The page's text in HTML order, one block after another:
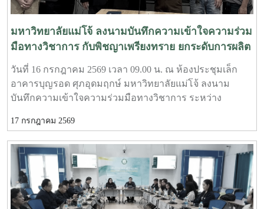
นิเวศเกษตรพื้นที่ปลูกกาแฟ จังหวัดชุมพรโดยมี ผศ.ดร.ชามา
อินซอน ภาควิชากีฏวิทยา คณะเกษตร มหาวิทยาลัย
เกษตรศาสตร์ เป็นหัวหน้าโครงการ และเป็นวิทยากรบรรยาย
นอกจากนี้ ยังได้รับเกียรติจาก รศ.ดร.ฑีฆา โยธาภักดี
มหาวิทยาลัยแม่โจ้-แพร่ เฉลิมพระเกียรติ บรรยายในหัวข้อ
“มูลค่าทางเศรษฐศาสตร์ของการเลี้ยงชันโรงในสวนกาแฟ
งานบริการวิชาการและวิจัย มหาวิทยาลัยแม่โจ้-ชุมพร เป็นผู้
ร่วมโครงการและประสานงานการจัดอบรมร่วมกับ นายวุฒิ
นันท์ จีบบรรจง นักวิชาการสัตวบาล สำนักงานปศุสัตว์จังหวัด
ชุมพรทั้งนี้ มีผู้เข้าร่วมการฝึกอบรมจำนวน 33 คน จากจังหวัด
ระนอง จังหวัดประจวบคีรีขันธ์ และจังหวัดชุมพร
มหาวิทยาลัยแม่โจ้ ลงนามบันทึกความเข้าใจความร่วม
มือทางวิชาการ กับพิชญาเพรียงทราย ยกระดับการผลิต
บัณฑิตคุณภาพ เชื่อมโยงการเรียนรู้สู่ภาคปฏิบัติ
วันที่ 16 กรกฎาคม 2569 เวลา 09.00 น. ณ ห้องประชุมเล็ก
อาคารบุญรอด ศุภอุดมฤกษ์ มหาวิทยาลัยแม่โจ้ ลงนาม
บันทึกความเข้าใจความร่วมมือทางวิชาการ ระหว่าง
ดร.ฐิระ ทองเหลือ คณบดีมหาวิทยาลัยแม่โจ้-ชุมพร เป็นผู้
แทนมหาวิทยาลัยร่วมลงนาม กับ นายสุรชัย ธรรมคุณ ผู้แทน
พิชญาเพรียงทรายพร้อมกันนี้ อาจารย์ ดร.จักรกฤช ณ นคร
รองคณบดีฯ ฝ่ายบริหารและยุทธศาสตร์ อาจารย์วีรชัย เพชร
สุทธิ์ รองคณบดีฯ ฝ่ายวิชาการ วิจัย และบริการวิชาการ และ
ดร.ณรงค์ โยธิน หัวหน้างานนโยบาย แผน และประกัน
17 กรกฎาคม 2569